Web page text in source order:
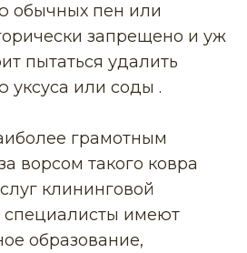
обычных пен или
запрещено и уж
пытаться удалить
уксуса или соды .
грамотным
ворсом такого ковра
клининговой
имеют
образование,